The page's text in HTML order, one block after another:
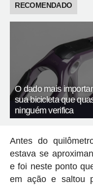
RECOMENDADO
O dado mais
sua bicicleta que
ninguém verifica
Antes do
estava se
e foi neste ponto
em ação e saltou